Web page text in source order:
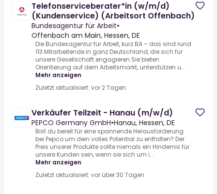
Telefonserviceberater*in (w/m/d)
(Kundenservice) (Arbeitsort Offenbach)
Bundesagentur für Arbeit•
Offenbach am Main, Hessen, DE
Die Bundesagentur für Arbeit, kurz BA – das sind rund
113.Mitarbeitende in ganz Deutschland, die sich für
unsere Gesellschaft engagieren.Sie bieten
Orientierung auf dem Arbeitsmarkt, unterstützen u...
Mehr anzeigen
Zuletzt aktualisiert: vor 2 Tagen
Verkäufer Teilzeit - Hanau (m/w/d)
PEPCO Germany GmbH•Hanau, Hessen, DE
Bist du bereit für eine spannende Herausforderung
bei Pepco um dein volles Potential zu entfalten?.Der
Preis unserer Produkte sollte niemals ein Hindernis für
unsere Kunden sein, wenn sie sich um i...
Mehr anzeigen
Zuletzt aktualisiert: vor über 30 Tagen